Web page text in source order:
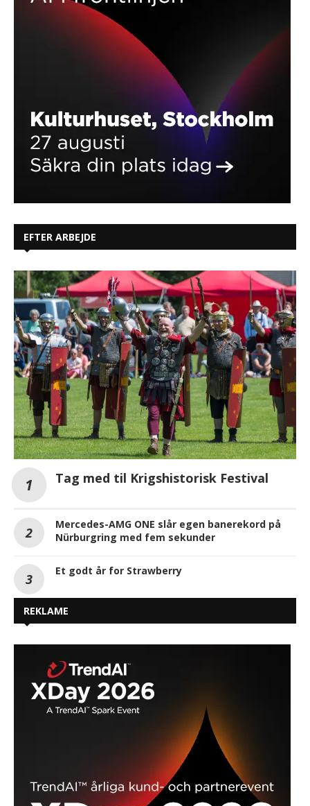
EFTER ARBEJDE
Tag med til Krigshistorisk Festival
Mercedes-AMG ONE slår egen banerekord på
Nürburgring med fem sekunder
Et godt år for Strawberry
REKLAME